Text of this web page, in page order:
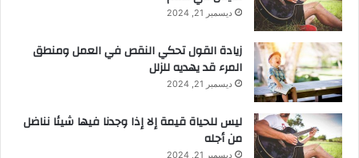
ديسمبر 21, 2024
زيادة القول تحكي النقص في العمل ومنطق
المرء قد يهديه للزلل
ديسمبر 21, 2024
ليس للحياة قيمة إلا إذا وجدنا فيها شيئا نناضل
من أجله
ديسمبر 21, 2024